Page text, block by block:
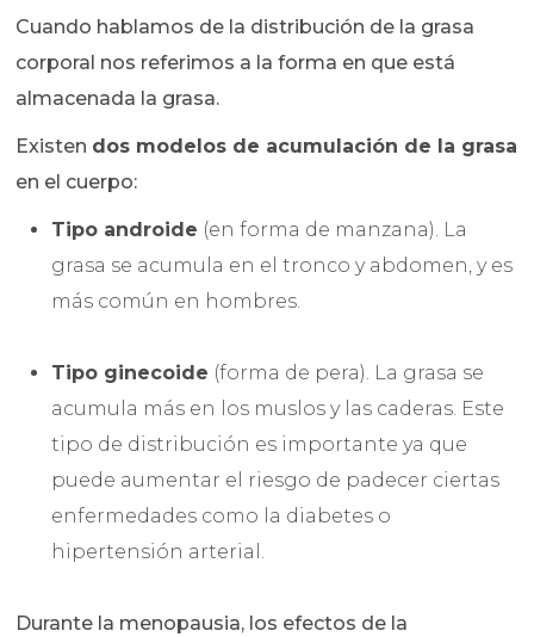
Cuando hablamos de la distribución de la grasa
corporal nos referimos a la forma en que está
almacenada la grasa.
Existen dos modelos de acumulación de la grasa
en el cuerpo:
Tipo androide (en forma de manzana). La
grasa se acumula en el tronco y abdomen, y es
más común en hombres.
Tipo ginecoide (forma de pera). La grasa se
acumula más en los muslos y las caderas. Este
tipo de distribución es importante ya que
puede aumentar el riesgo de padecer ciertas
enfermedades como la diabetes o
hipertensión arterial.
Durante la menopausia, los efectos de la